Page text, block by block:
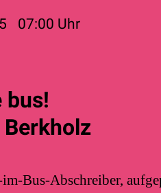
07:00 Uhr
bus!
Bus-Abschreiber,